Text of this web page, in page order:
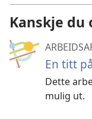
Kanskje du
En titt
Dette
mulig ut.